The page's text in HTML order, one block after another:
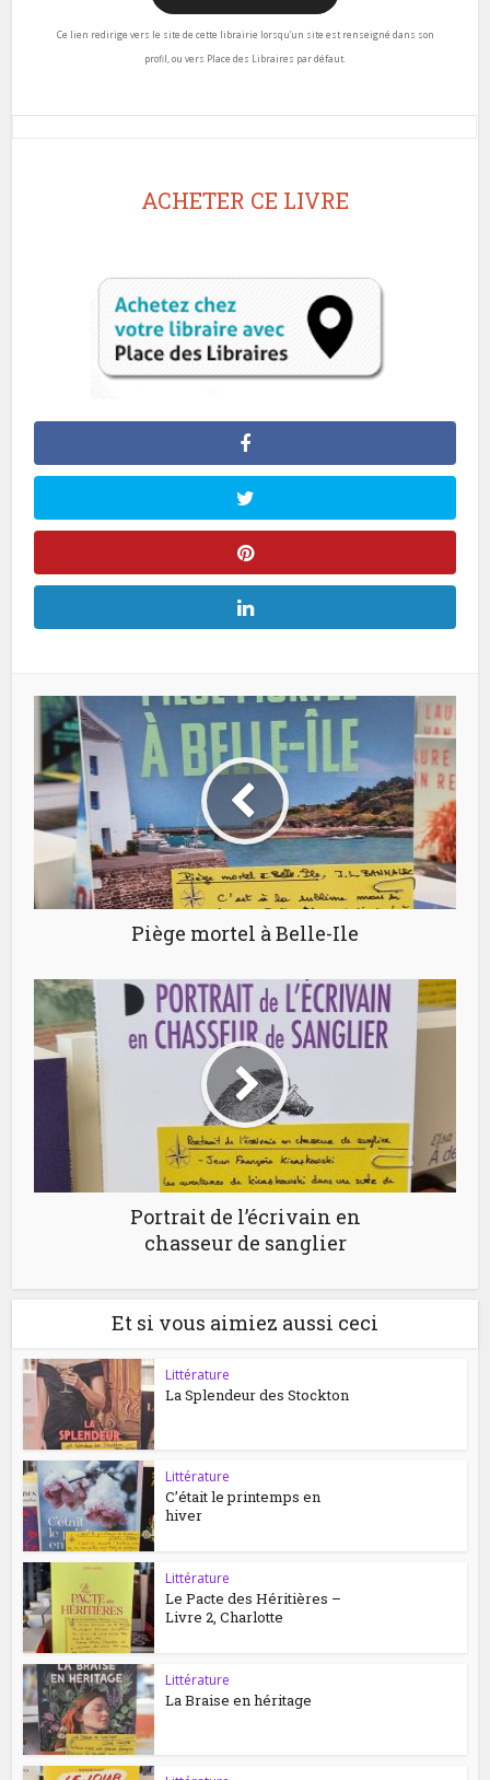
Ce lien redirige vers le site de cette librairie lorsqu’un site est renseigné dans son
profil, ou vers Place des Libraires par défaut.
ACHETER CE LIVRE
Piège mortel à Belle-Ile
Portrait de l’écrivain en
chasseur de sanglier
Et si vous aimiez aussi ceci
Littérature
La Splendeur des Stockton
Littérature
C’était le printemps en
hiver
Littérature
Le Pacte des Héritières –
Livre 2, Charlotte
Littérature
La Braise en héritage